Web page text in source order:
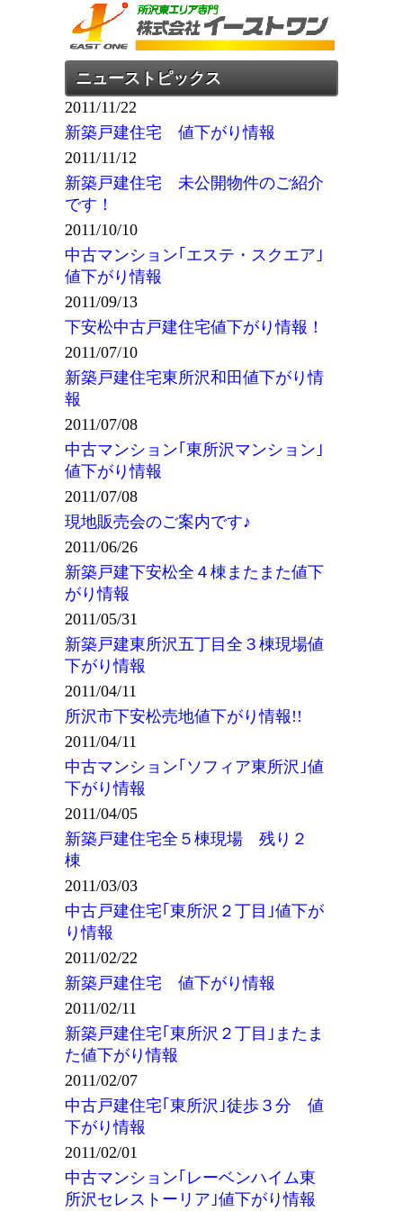
ニューストピックス
2011/11/22
新築戸建住宅 値下がり情報
2011/11/12
新築戸建住宅 未公開物件のご紹介
です！
2011/10/10
中古マンション｢エステ・スクエア｣
値下がり情報
2011/09/13
下安松中古戸建住宅値下がり情報！
2011/07/10
新築戸建住宅東所沢和田値下がり情
報
2011/07/08
中古マンション｢東所沢マンション｣
値下がり情報
2011/07/08
現地販売会のご案内です♪
2011/06/26
新築戸建下安松全４棟またまた値下
がり情報
2011/05/31
新築戸建東所沢五丁目全３棟現場値
下がり情報
2011/04/11
所沢市下安松売地値下がり情報!!
2011/04/11
中古マンション｢ソフィア東所沢｣値
下がり情報
2011/04/05
新築戸建住宅全５棟現場 残り２
棟
2011/03/03
中古戸建住宅｢東所沢２丁目｣値下が
り情報
2011/02/22
新築戸建住宅 値下がり情報
2011/02/11
新築戸建住宅｢東所沢２丁目｣またま
た値下がり情報
2011/02/07
中古戸建住宅｢東所沢｣徒歩３分 値
下がり情報
2011/02/01
中古マンション｢レーベンハイム東
所沢セレストーリア｣値下がり情報